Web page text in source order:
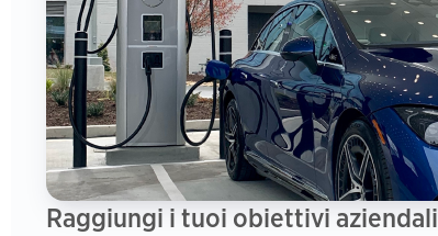
Raggiungi i tuoi obiettivi aziendali